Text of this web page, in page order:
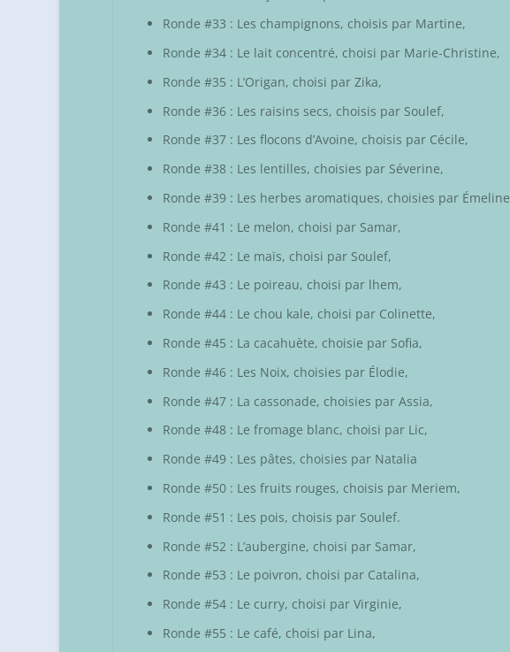
Ronde #33 : Les champignons, choisis par Martine,
Ronde #34 : Le lait concentré, choisi par Marie-Christine,
Ronde #35 : L’Origan, choisi par Zika,
Ronde #36 : Les raisins secs, choisis par Soulef,
Ronde #37 : Les flocons d’Avoine, choisis par Cécile,
Ronde #38 : Les lentilles, choisies par Séverine,
Ronde #39 : Les herbes aromatiques, choisies par Émeline
Ronde #41 : Le melon, choisi par Samar,
Ronde #42 : Le maïs, choisi par Soulef,
Ronde #43 : Le poireau, choisi par lhem,
Ronde #44 : Le chou kale, choisi par Colinette,
Ronde #45 : La cacahuète, choisie par Sofia,
Ronde #46 : Les Noix, choisies par Élodie,
Ronde #47 : La cassonade, choisies par Assia,
Ronde #48 : Le fromage blanc, choisi par Lic,
Ronde #49 : Les pâtes, choisies par Natalia
Ronde #50 : Les fruits rouges, choisis par Meriem,
Ronde #51 : Les pois, choisis par Soulef.
Ronde #52 : L’aubergine, choisi par Samar,
Ronde #53 : Le poivron, choisi par Catalina,
Ronde #54 : Le curry, choisi par Virginie,
Ronde #55 : Le café, choisi par Lina,